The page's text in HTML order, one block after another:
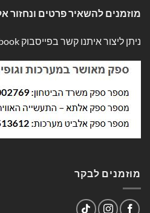
מוזמנים להשאיר פרטים ונחזור
ניתן ליצור איתנו קשר בפייסבוק
מוזמנים לבקר